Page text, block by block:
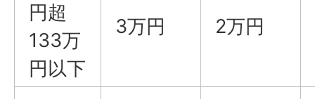
円超
133万
円以下
3万円 2万円